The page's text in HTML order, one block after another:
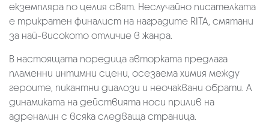
екземпляра по целия свят. Неслучайно писателката
е трикратен финалист на наградите RITA, смятани
за най-високото отличие в жанра.
В настоящата поредица авторката предлага
пламенни интимни сцени, осезаема химия между
героите, пикантни диалози и неочаквани обрати. А
динамиката на действията носи прилив на
адреналин с всяка следваща страница.